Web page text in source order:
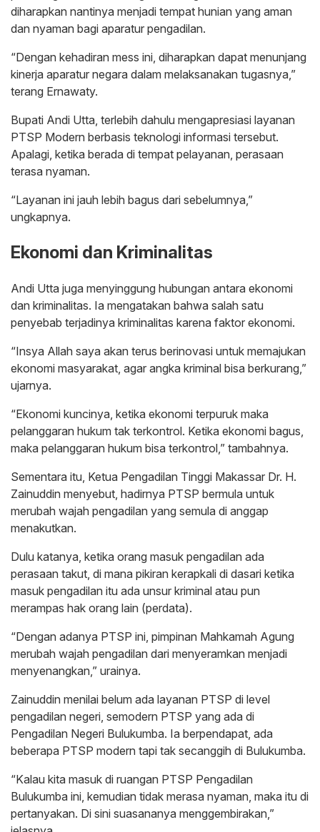
diharapkan nantinya menjadi tempat hunian yang aman
dan nyaman bagi aparatur pengadilan.
“Dengan kehadiran mess ini, diharapkan dapat menunjang
kinerja aparatur negara dalam melaksanakan tugasnya,”
terang Ernawaty.
Bupati Andi Utta, terlebih dahulu mengapresiasi layanan
PTSP Modern berbasis teknologi informasi tersebut.
Apalagi, ketika berada di tempat pelayanan, perasaan
terasa nyaman.
“Layanan ini jauh lebih bagus dari sebelumnya,”
ungkapnya.
Ekonomi dan Kriminalitas
Andi Utta juga menyinggung hubungan antara ekonomi
dan kriminalitas. Ia mengatakan bahwa salah satu
penyebab terjadinya kriminalitas karena faktor ekonomi.
“Insya Allah saya akan terus berinovasi untuk memajukan
ekonomi masyarakat, agar angka kriminal bisa berkurang,”
ujarnya.
“Ekonomi kuncinya, ketika ekonomi terpuruk maka
pelanggaran hukum tak terkontrol. Ketika ekonomi bagus,
maka pelanggaran hukum bisa terkontrol,” tambahnya.
Sementara itu, Ketua Pengadilan Tinggi Makassar Dr. H.
Zainuddin menyebut, hadirnya PTSP bermula untuk
merubah wajah pengadilan yang semula di anggap
menakutkan.
Dulu katanya, ketika orang masuk pengadilan ada
perasaan takut, di mana pikiran kerapkali di dasari ketika
masuk pengadilan itu ada unsur kriminal atau pun
merampas hak orang lain (perdata).
“Dengan adanya PTSP ini, pimpinan Mahkamah Agung
merubah wajah pengadilan dari menyeramkan menjadi
menyenangkan,” urainya.
Zainuddin menilai belum ada layanan PTSP di level
pengadilan negeri, semodern PTSP yang ada di
Pengadilan Negeri Bulukumba. Ia berpendapat, ada
beberapa PTSP modern tapi tak secanggih di Bulukumba.
“Kalau kita masuk di ruangan PTSP Pengadilan
Bulukumba ini, kemudian tidak merasa nyaman, maka itu di
pertanyakan. Di sini suasananya menggembirakan,”